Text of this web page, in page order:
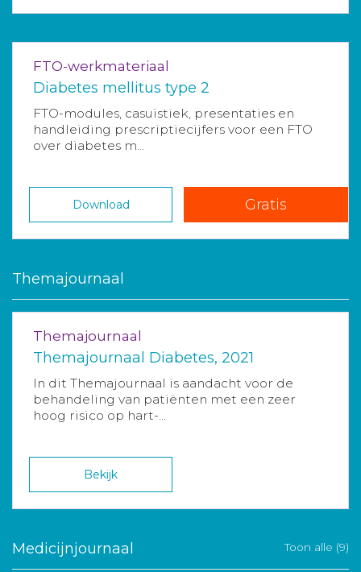
FTO-werkmateriaal
Diabetes mellitus type 2
FTO-modules, casuïstiek, presentaties en
handleiding prescriptiecijfers voor een FTO
over diabetes m...
Download Gratis
Themajournaal
Themajournaal
Themajournaal Diabetes, 2021
In dit Themajournaal is aandacht voor de
behandeling van patiënten met een zeer
hoog risico op hart-...
Bekijk
Medicijnjournaal Toon alle (9)